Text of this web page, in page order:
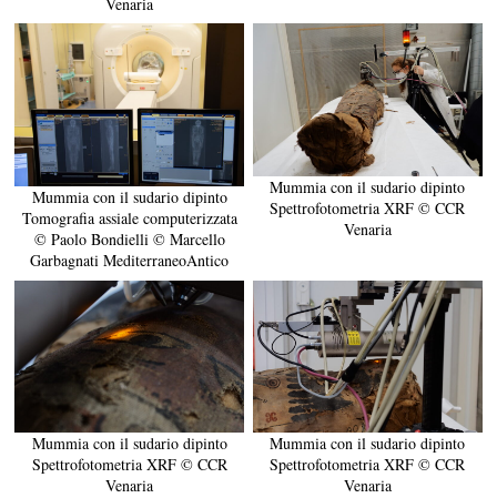
Mummia con il sudario dipinto
Tomografia assiale computerizzata
© Paolo Bondielli © Marcello
Garbagnati MediterraneoAntico
Mummia con il sudario dipinto
Spettrofotometria XRF © CCR
Venaria
Mummia con il sudario dipinto
Spettrofotometria XRF © CCR
Venaria
Mummia con il sudario dipinto
Spettrofotometria XRF © CCR
Venaria